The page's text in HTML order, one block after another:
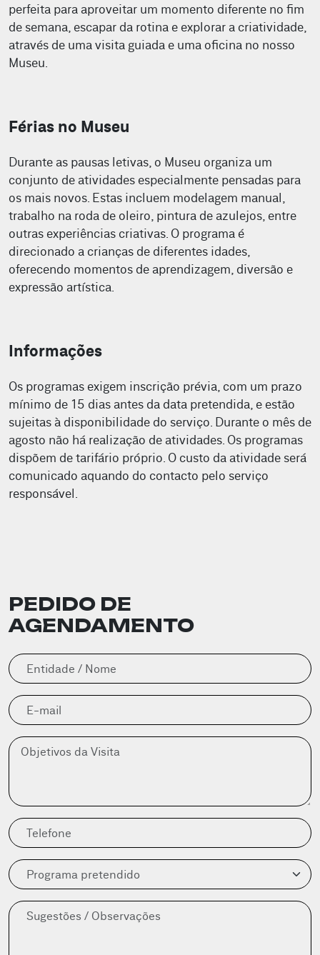
perfeita para aproveitar um momento diferente no fim
de semana, escapar da rotina e explorar a criatividade,
através de uma visita guiada e uma oficina no nosso
Museu.
Férias no Museu
Durante as pausas letivas, o Museu organiza um
conjunto de atividades especialmente pensadas para
os mais novos. Estas incluem modelagem manual,
trabalho na roda de oleiro, pintura de azulejos, entre
outras experiências criativas. O programa é
direcionado a crianças de diferentes idades,
oferecendo momentos de aprendizagem, diversão e
expressão artística.
Informações
Os programas exigem inscrição prévia, com um prazo
mínimo de 15 dias antes da data pretendida, e estão
sujeitas à disponibilidade do serviço. Durante o mês de
agosto não há realização de atividades. Os programas
dispõem de tarifário próprio. O custo da atividade será
comunicado aquando do contacto pelo serviço
responsável.
PEDIDO DE
AGENDAMENTO